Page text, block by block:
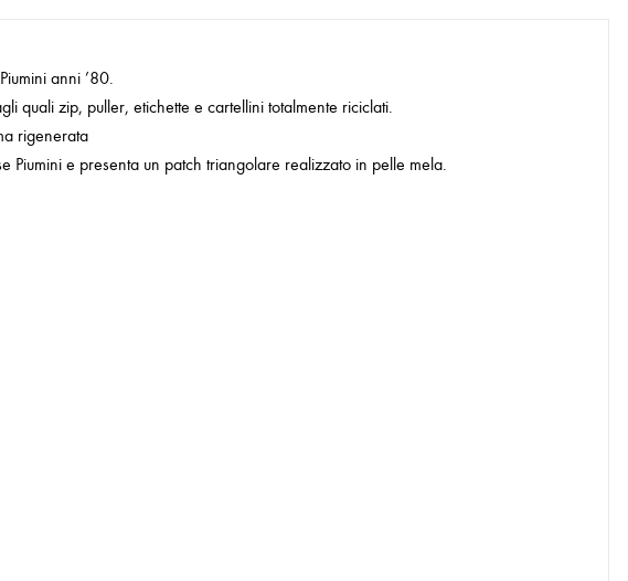
anni ’80.
quali zip, puller, etichette e cartellini totalmente riciclati.
rigenerata
e presenta un patch triangolare realizzato in pelle mela.